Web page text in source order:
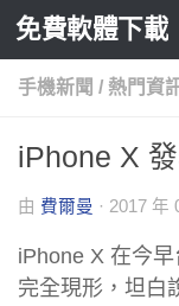
Skip to content
免費軟體下載
手機新聞 / 熱門資
iPhone X
由 費爾曼 · 2017 年
iPhone X 在今
完全現形，坦白